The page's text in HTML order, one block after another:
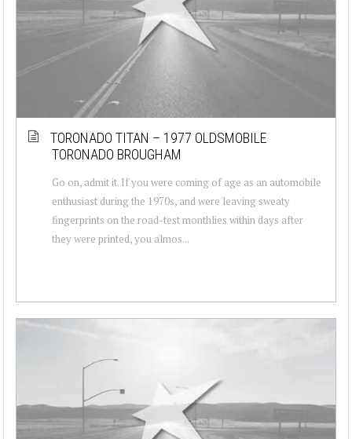
TORONADO TITAN – 1977 OLDSMOBILE
TORONADO BROUGHAM
Go on, admit it. If you were coming of age as an automobile
enthusiast during the 1970s, and were leaving sweaty
fingerprints on the road-test monthlies within days after
they were printed, you almos...